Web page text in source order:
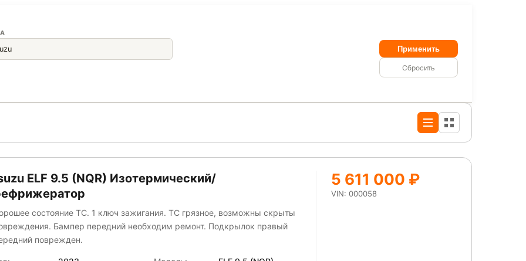
Применить
Сбросить
ELF 9.5 (NQR) Изотермический/
состояние ТС. 1 ключ зажигания. ТС грязное, возможны скрыты
Бампер передний необходим ремонт. Подкрылок правый
поврежден.
5 611 000 ₽
VIN: 000058